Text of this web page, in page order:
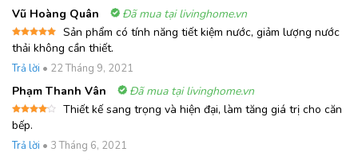
Vũ Hoàng Quân Đã mua tại livinghome.vn
Được xếp
hạng55
sao
Sản phẩm có tính năng tiết kiệm nước, giảm lượng nước
thải không cần thiết.
Trả lời • 22 Tháng 9, 2021
Phạm Thanh Vân Đã mua tại livinghome.vn
Được
xếp
hạng 4
5 sao
Thiết kế sang trọng và hiện đại, làm tăng giá trị cho căn
bếp.
Trả lời • 3 Tháng 6, 2021